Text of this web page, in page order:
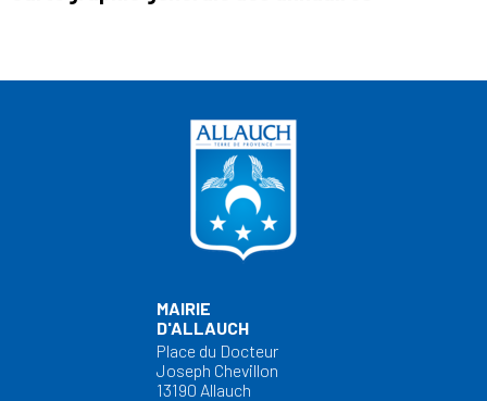
MAIRIE
D'ALLAUCH
Place du Docteur
Joseph Chevillon
13190 Allauch